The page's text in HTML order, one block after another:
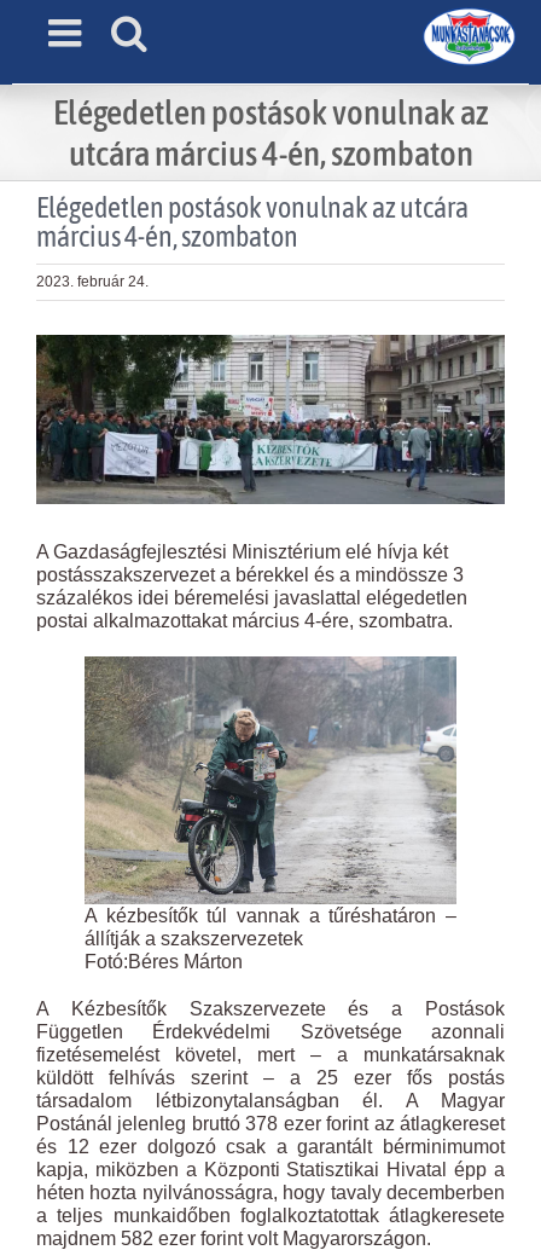
Elégedetlen postások vonulnak az
utcára március 4-én, szombaton
Elégedetlen postások vonulnak az utcára
március 4-én, szombaton
2023. február 24.
View
Larger
Image
A Gazdaságfejlesztési Minisztérium elé hívja két
postásszakszervezet a bérekkel és a mindössze 3
százalékos idei béremelési javaslattal elégedetlen
postai alkalmazottakat március 4-ére, szombatra.
A kézbesítők túl vannak a tűréshatáron –
állítják a szakszervezetek
Fotó:Béres Márton
A Kézbesítők Szakszervezete és a Postások
Független Érdekvédelmi Szövetsége azonnali
fizetésemelést követel, mert – a munkatársaknak
küldött felhívás szerint – a 25 ezer fős postás
társadalom létbizonytalanságban él. A Magyar
Postánál jelenleg bruttó 378 ezer forint az átlagkereset
és 12 ezer dolgozó csak a garantált bérminimumot
kapja, miközben a Központi Statisztikai Hivatal épp a
héten hozta nyilvánosságra, hogy tavaly decemberben
a teljes munkaidőben foglalkoztatottak átlagkeresete
majdnem 582 ezer forint volt Magyarországon.